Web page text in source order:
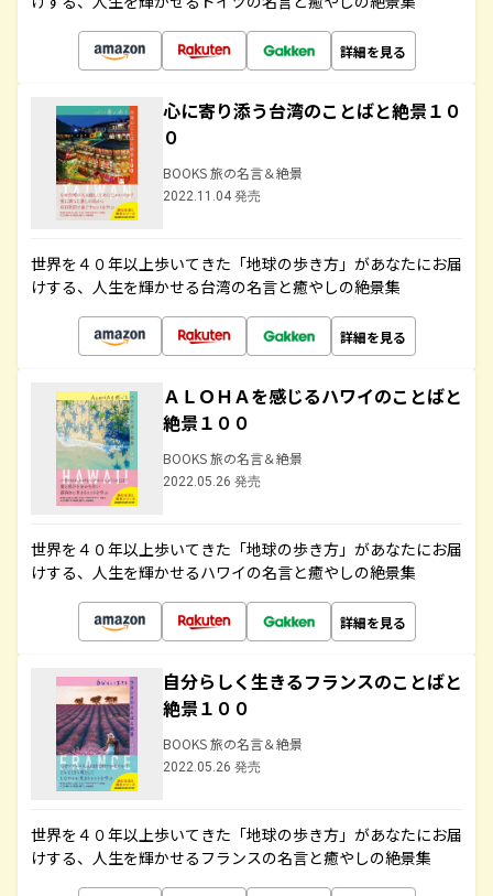
詳細を見る
心に寄り添う台湾のことばと絶景１０
０
BOOKS 旅の名言＆絶景
2022.11.04 発売
世界を４０年以上歩いてきた「地球の歩き方」があなたにお届
けする、人生を輝かせる台湾の名言と癒やしの絶景集
詳細を見る
ＡＬＯＨＡを感じるハワイのことばと
絶景１００
BOOKS 旅の名言＆絶景
2022.05.26 発売
世界を４０年以上歩いてきた「地球の歩き方」があなたにお届
けする、人生を輝かせるハワイの名言と癒やしの絶景集
詳細を見る
自分らしく生きるフランスのことばと
絶景１００
BOOKS 旅の名言＆絶景
2022.05.26 発売
世界を４０年以上歩いてきた「地球の歩き方」があなたにお届
けする、人生を輝かせるフランスの名言と癒やしの絶景集